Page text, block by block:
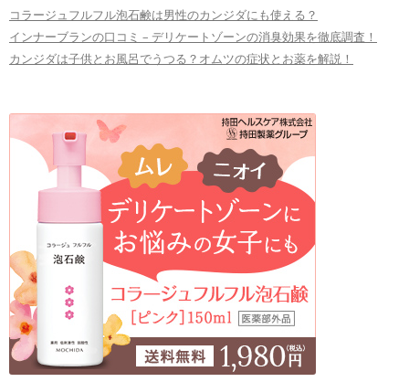
コラージュフルフル泡石鹸は男性のカンジダにも使える？
インナーブランの口コミ – デリケートゾーンの消臭効果を徹底調査！
カンジダは子供とお風呂でうつる？オムツの症状とお薬を解説！